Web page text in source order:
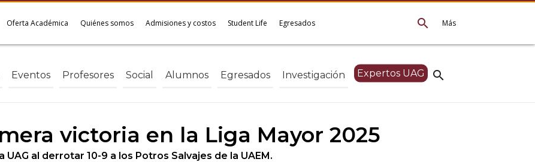
Más
search
Oferta Académica Quiénes somos Admisiones y costos Student Life Egresados
search
Eventos Profesores Social Alumnos Egresados Investigación Expertos UAG
victoria en la Liga Mayor 2025
al derrotar 10-9 a los Potros Salvajes de la UAEM.